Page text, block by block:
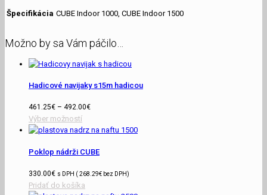
Špecifikácia CUBE Indoor 1000, CUBE Indoor 1500
Možno by sa Vám páčilo…
Hadicové navijaky s15m hadicou
461.25€ – 492.00€
Výber možností
Poklop nádrži CUBE
330.00€ s DPH ( 268.29€ bez DPH)
Pridať do košíka